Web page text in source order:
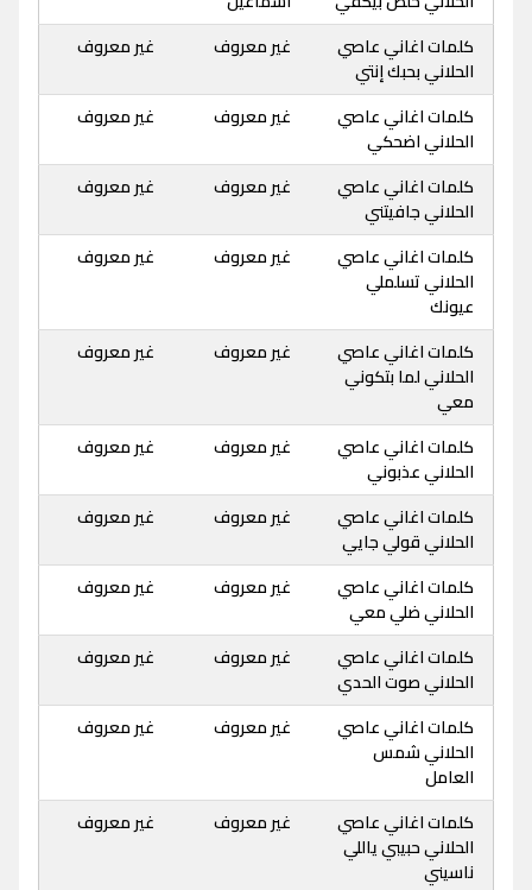
كلمات اغاني عاصي
الحلاني بحبك إنتي
غير معروف غير معروف
كلمات اغاني عاصي
الحلاني اضحكي
غير معروف غير معروف
كلمات اغاني عاصي
الحلاني جافيتني
غير معروف غير معروف
كلمات اغاني عاصي
الحلاني تسلملي
عيونك
غير معروف غير معروف
كلمات اغاني عاصي
الحلاني لما بتكوني
معي
غير معروف غير معروف
كلمات اغاني عاصي
الحلاني عذبوني
غير معروف غير معروف
كلمات اغاني عاصي
الحلاني قولي جايي
غير معروف غير معروف
كلمات اغاني عاصي
الحلاني ضلي معي
غير معروف غير معروف
كلمات اغاني عاصي
الحلاني صوت الحدي
غير معروف غير معروف
كلمات اغاني عاصي
الحلاني شمس
العامل
غير معروف غير معروف
كلمات اغاني عاصي
الحلاني حبيبي ياللي
ناسيني
غير معروف غير معروف